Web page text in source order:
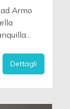
Armo
Dettagli